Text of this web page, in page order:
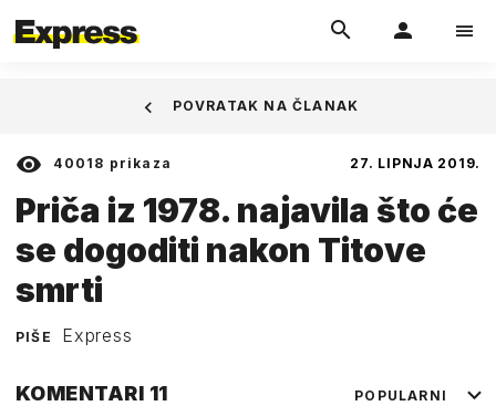
40018 prikaza 27. LIPNJA 2019.
Priča iz 1978. najavila što će
se dogoditi nakon Titove
smrti
PIŠE Express
POVRATAK NA ČLANAK
KOMENTARI 11 POPULARNI